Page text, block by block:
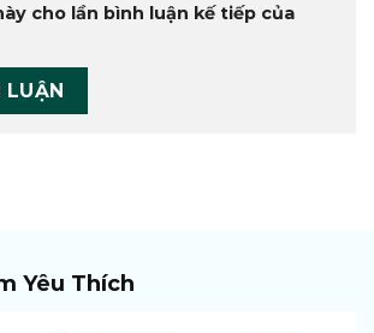
cho lần bình luận kế tiếp của
Yêu Thích